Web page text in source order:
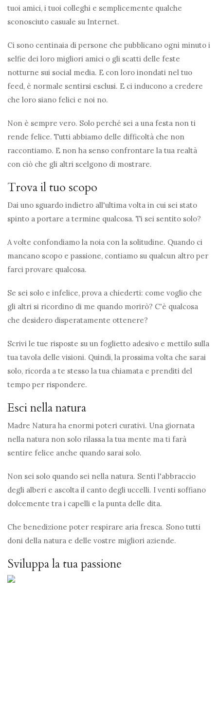
tuoi amici, i tuoi colleghi e semplicemente qualche
sconosciuto casuale su Internet.
Ci sono centinaia di persone che pubblicano ogni minuto i
selfie dei loro migliori amici o gli scatti delle feste
notturne sui social media. E con loro inondati nel tuo
feed, è normale sentirsi esclusi. E ci inducono a credere
che loro siano felici e noi no.
Non è sempre vero. Solo perché sei a una festa non ti
rende felice. Tutti abbiamo delle difficoltà che non
raccontiamo. E non ha senso confrontare la tua realtà
con ciò che gli altri scelgono di mostrare.
Trova il tuo scopo
Dai uno sguardo indietro all'ultima volta in cui sei stato
spinto a portare a termine qualcosa. Ti sei sentito solo?
A volte confondiamo la noia con la solitudine. Quando ci
mancano scopo e passione, contiamo su qualcun altro per
farci provare qualcosa.
Se sei solo e infelice, prova a chiederti: come voglio che
gli altri si ricordino di me quando morirò? C'è qualcosa
che desidero disperatamente ottenere?
Scrivi le tue risposte su un foglietto adesivo e mettilo sulla
tua tavola delle visioni. Quindi, la prossima volta che sarai
solo, ricorda a te stesso la tua chiamata e prenditi del
tempo per rispondere.
Esci nella natura
Madre Natura ha enormi poteri curativi. Una giornata
nella natura non solo rilassa la tua mente ma ti farà
sentire felice anche quando sarai solo.
Non sei solo quando sei nella natura. Senti l'abbraccio
degli alberi e ascolta il canto degli uccelli. I venti soffiano
dolcemente tra i capelli e la punta delle dita.
Che benedizione poter respirare aria fresca. Sono tutti
doni della natura e delle vostre migliori aziende.
Sviluppa la tua passione